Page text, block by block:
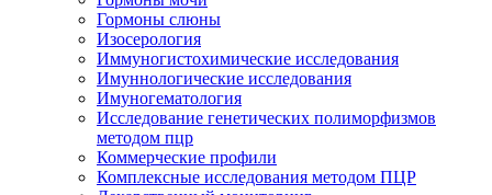
Гормоны слюны
Изосерология
Иммуногистохимические исследования
Имуннологические исследования
Имуногематология
Исследование генетических полиморфизмов
методом пцр
Коммерческие профили
Комплексные исследования методом ПЦР